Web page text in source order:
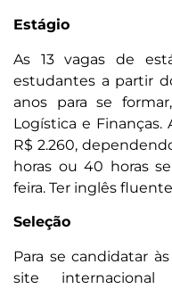
Estágio
As 13 vagas de
estudantes a partir
anos para se
Logística e Finanças.
R$ 2.260,
horas ou 40 horas
feira. Ter inglês
Seleção
Para se candidatar
site